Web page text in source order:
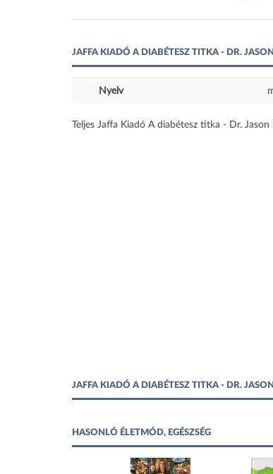
JAFFA KIADÓ A DIABÉTESZ TITKA - DR.
Nyelv
Teljes Jaffa Kiadó A diabétesz titka - Dr.
JAFFA KIADÓ A DIABÉTESZ TITKA - DR.
HASONLÓ ÉLETMÓD, EGÉSZSÉG